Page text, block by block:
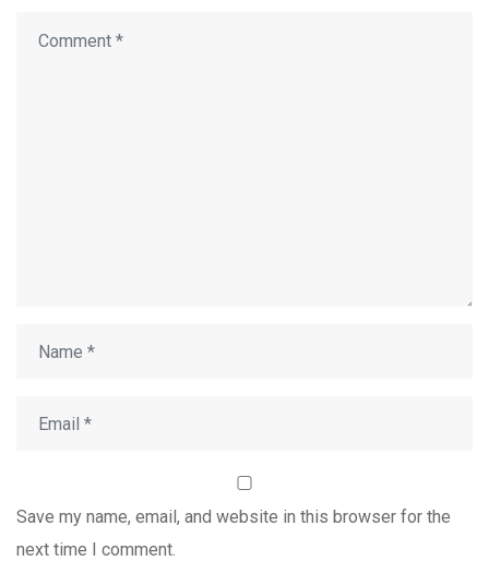
Save my name, email, and website in this browser for the
next time I comment.